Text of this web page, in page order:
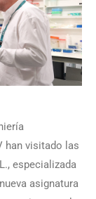
han visitado las
especializada
asignatura